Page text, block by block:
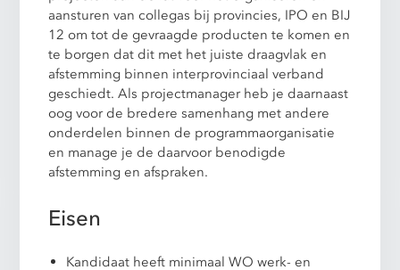
aansturen van collegas bij provincies, IPO en BIJ
12 om tot de gevraagde producten te komen en
te borgen dat dit met het juiste draagvlak en
afstemming binnen interprovinciaal verband
geschiedt. Als projectmanager heb je daarnaast
oog voor de bredere samenhang met andere
onderdelen binnen de programmaorganisatie
en manage je de daarvoor benodigde
afstemming en afspraken.
Eisen
Kandidaat heeft minimaal WO werk- en